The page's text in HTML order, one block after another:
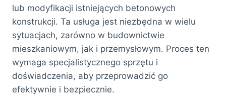
lub modyfikacji istniejących betonowych
konstrukcji. Ta usługa jest niezbędna w wielu
sytuacjach, zarówno w budownictwie
mieszkaniowym, jak i przemysłowym. Proces ten
wymaga specjalistycznego sprzętu i
doświadczenia, aby przeprowadzić go
efektywnie i bezpiecznie.